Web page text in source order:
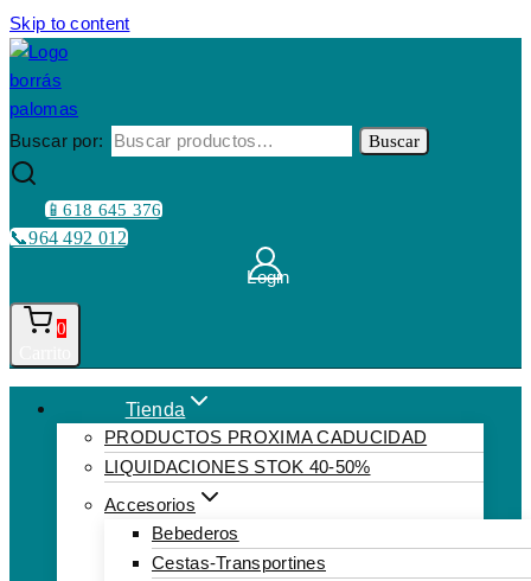
Skip to content
Buscar por: Buscar
📱618 645 376
📞964 492 012
Login
0
Tienda
PRODUCTOS PROXIMA CADUCIDAD
LIQUIDACIONES STOK 40-50%
Accesorios
Bebederos
Cestas-Transportines